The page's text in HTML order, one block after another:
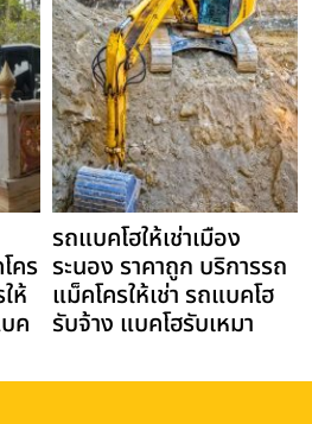
คร
ห้
ค
รถแบคโฮให้เช่าเมือง
ระนอง ราคาถูก บริการรถ
แม็คโครให้เช่า รถแบคโฮ
รับจ้าง แบคโฮรับเหมา